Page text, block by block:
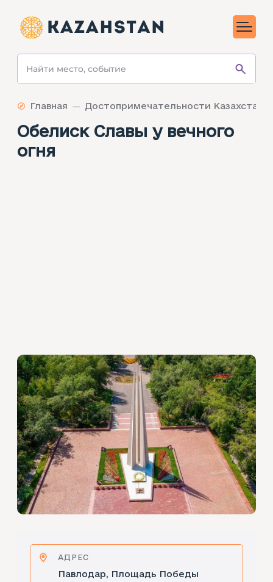
Обелиск Славы у вечного
огня
Главная Достопримечательности Казахстана
АДРЕС
Павлодар, Площадь Победы